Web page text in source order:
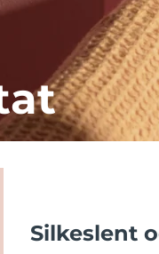
Silkeslent